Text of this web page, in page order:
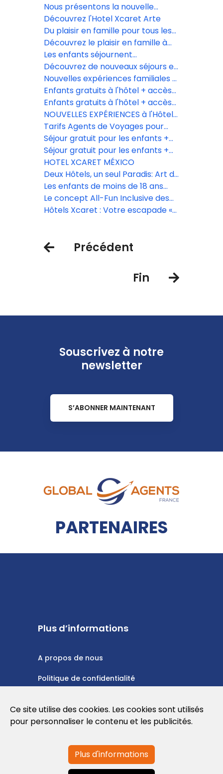
Nous présentons la nouvelle
expérience de spa familial de
l'Hôtel Xcaret México.
Découvrez l'Hotel Xcaret Arte
Du plaisir en famille pour tous les
âges à l'Hôtel Xcaret México
Découvrez le plaisir en famille à
Casa Viento.
Les enfants séjournent
GRATUITEMENT à l'Hôtel Xcaret
México!
Découvrez de nouveaux séjours en
famille à l'Hôtel Xcaret México
Nouvelles expériences familiales à
l'Hôtel Xcaret México.
Enfants gratuits à l'hôtel + accès
illimité aux Parques Xcaret
Enfants gratuits à l'hôtel + accès
illimité aux Parques Xcaret
NOUVELLES EXPÉRIENCES à l'Hôtel
Xcaret México
Tarifs Agents de Voyages pour
l'Hôtel Xcaret México, l'Hôtel
Xcaret Arte et La Casa de la Playa
Séjour gratuit pour les enfants +
entrée illimitée aux parcs Xcaret
Séjour gratuit pour les enfants +
entrée illimitée aux parcs Xcaret
HOTEL XCARET MÉXICO
Deux Hôtels, un seul Paradis: Art de
Vivre et Élégance sur la Plage
Les enfants de moins de 18 ans
séjournent gratuitement
Le concept All-Fun Inclusive des
Hôtels Xcaret
Hôtels Xcaret : Votre escapade «
Précédent
Fin
Souscrivez à notre
newsletter
S’ABONNER MAINTENANT
PARTENAIRES
Plus d’informations
A propos de nous
Politique de confidentialité
Conditions d'utilisation
Contactez-nous
Ce site utilise des cookies. Les cookies sont utilisés
pour personnaliser le contenu et les publicités.
Plus d'informations